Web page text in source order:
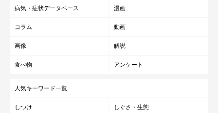
病気・症状データベース 漫画
コラム 動画
画像 解説
食べ物 アンケート
人気キーワード一覧
しつけ しぐさ・生態